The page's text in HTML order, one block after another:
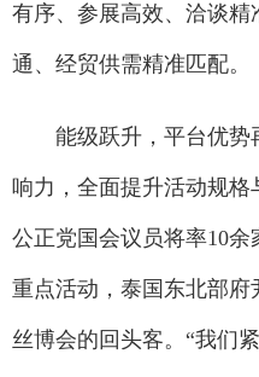
有序、参展高效、洽谈
通、经贸供需精准匹配。
能级跃升，平台优势
响力，全面提升活动规
公正党国会议员将率10
重点活动，泰国东北部
丝博会的回头客。“我们